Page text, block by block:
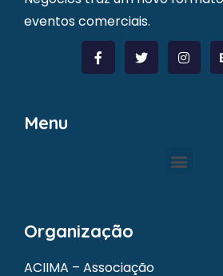
eventos comerciais.
Menu
Organização
ACIIMA – Associação